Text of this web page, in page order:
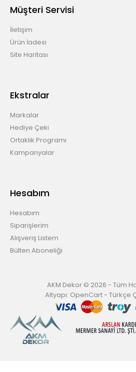
Müşteri Servisi
İletişim
Ürün İadesi
Site Haritası
Ekstralar
Markalar
Hediye Çeki
Ortaklık Programı
Kampanyalar
Hesabım
Hesabım
Siparişlerim
Alışveriş Listem
Bülten Aboneliği
AKM Dekor © 2026 - Tüm
Altyapı: OpenCart- Türkçe